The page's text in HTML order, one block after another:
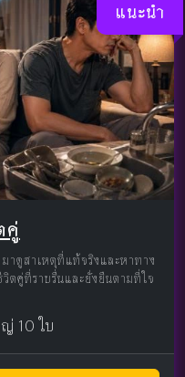
แนะนำ
คู่
าดูสาเหตุที่แท้จริงและหาทาง
ตคู่ที่ราบรื่นและยั่งยืนตามที่ใจ
10 ใบ